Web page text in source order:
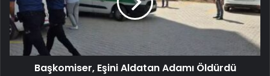
Başkomiser, Eşini Aldatan Adamı Öldürdü